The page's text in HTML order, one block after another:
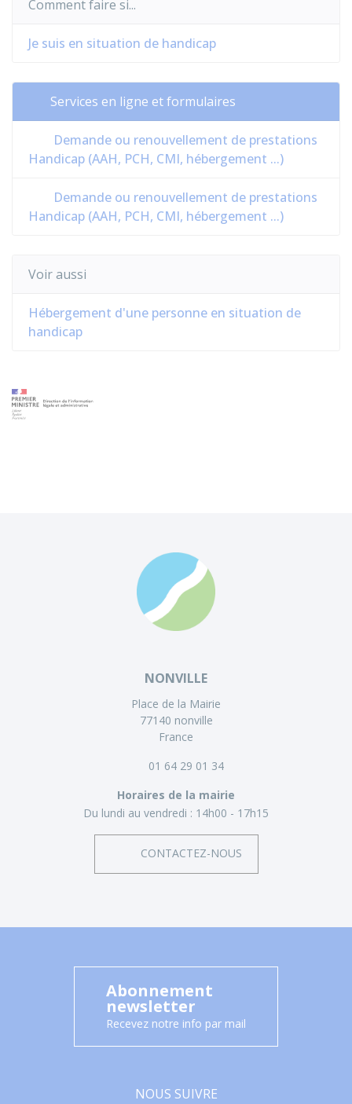
Comment faire si...
Je suis en situation de handicap
Services en ligne et formulaires
Demande ou renouvellement de prestations
Handicap (AAH, PCH, CMI, hébergement ...)
Demande ou renouvellement de prestations
Handicap (AAH, PCH, CMI, hébergement ...)
Voir aussi
Hébergement d'une personne en situation de
handicap
NONVILLE
Place de la Mairie
77140 nonville
France
01 64 29 01 34
Horaires de la mairie
Du lundi au vendredi : 14h00 - 17h15
CONTACTEZ-NOUS
Abonnement
newsletter
Recevez notre info par mail
NOUS SUIVRE